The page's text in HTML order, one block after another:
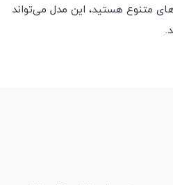
متنوع هستید، این مدل می‌تواند